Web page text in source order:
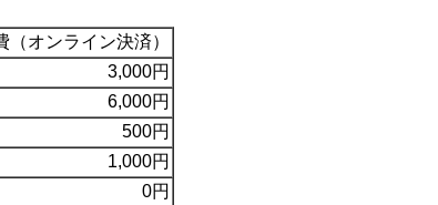
（オンライン決済）
3,000円
6,000円
500円
1,000円
0円